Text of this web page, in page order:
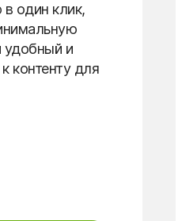
в один клик,
удобный и
контенту для